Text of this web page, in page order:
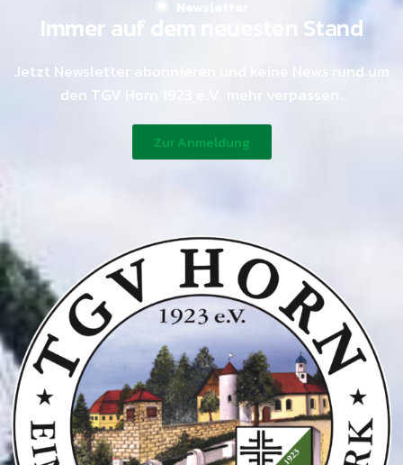
Newsletter
Immer auf dem neuesten Stand
Jetzt Newsletter abonnieren und keine News rund um
den TGV Horn 1923 e.V. mehr verpassen.
Zur Anmeldung